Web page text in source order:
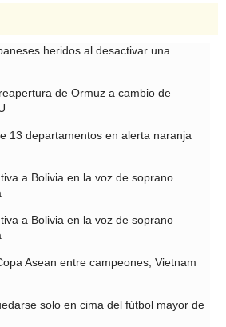
heridos al desactivar una
de Ormuz a cambio de
13 departamentos en alerta naranja
a Bolivia en la voz de soprano
a Bolivia en la voz de soprano
Asean entre campeones, Vietnam
solo en cima del fútbol mayor de